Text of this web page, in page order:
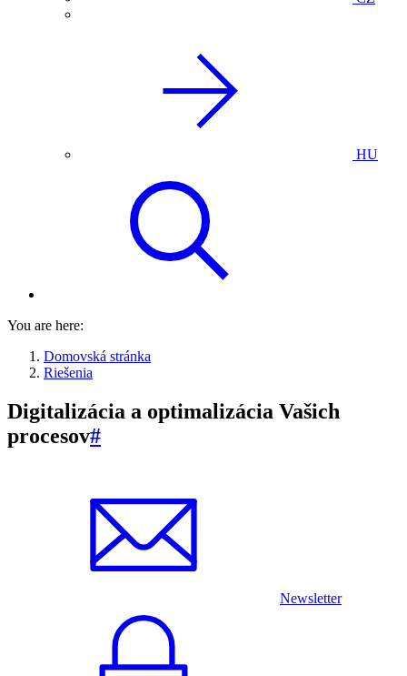
HU
You are here:
Domovská stránka
Riešenia
Digitalizácia a optimalizácia Vašich
procesov#
Newsletter